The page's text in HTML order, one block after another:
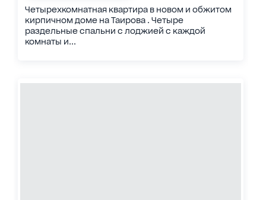
Четырехкомнатная квартира в новом и обжитом
кирпичном доме на Таирова . Четыре
раздельные спальни с лоджией с каждой
комнаты и...